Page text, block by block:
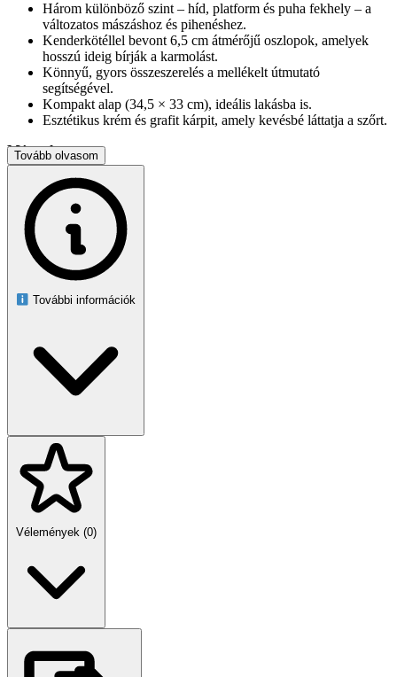
Három különböző szint – híd, platform és puha fekhely – a
változatos mászáshoz és pihenéshez.
Kenderkötéllel bevont 6,5 cm átmérőjű oszlopok, amelyek
hosszú ideig bírják a karmolást.
Könnyű, gyors összeszerelés a mellékelt útmutató
segítségével.
Kompakt alap (34,5 × 33 cm), ideális lakásba is.
Esztétikus krém és grafit kárpit, amely kevésbé láttatja a szőrt.
Méretek:
Teljes magasság: 67 cm
Alap: 34,5 × 33 cm
Híd: 35 × 18 × 17 cm (hossz × szélesség × magasság)
1. platform: 33 × 20 cm
Kerek fekhely: Ø 25 cm, perem: 6,5 cm
Oszlopok: Ø 6,5 cm
Szintek elhelyezkedése a talaptól mérve:
Távolság a platform és a fekhely között: 27 cm
A stabil, minőségi anyagoknak köszönhetően a kaparófa
biztonságos és hosszú távú befektetés kedvenced számára. Rendeld
Tovább olvasom
További információk
Vélemények (0)